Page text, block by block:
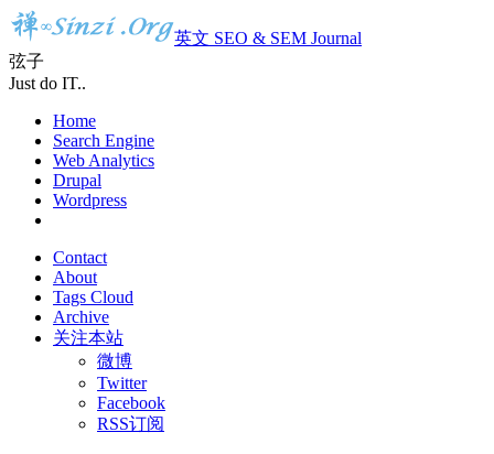
英文 SEO & SEM Journal
弦子
Just do IT..
Home
Search Engine
Web Analytics
Drupal
Wordpress
Contact
About
Tags Cloud
Archive
关注本站
微博
Twitter
Facebook
RSS订阅